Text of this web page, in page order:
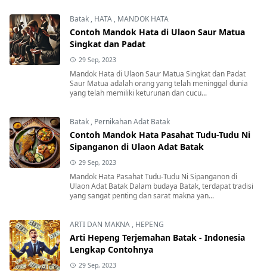
Batak , HATA , MANDOK HATA
Contoh Mandok Hata di Ulaon Saur Matua
Singkat dan Padat
29 Sep, 2023
Mandok Hata di Ulaon Saur Matua Singkat dan Padat
Saur Matua adalah orang yang telah meninggal dunia
yang telah memiliki keturunan dan cucu...
Batak , Pernikahan Adat Batak
Contoh Mandok Hata Pasahat Tudu-Tudu Ni
Sipanganon di Ulaon Adat Batak
29 Sep, 2023
Mandok Hata Pasahat Tudu-Tudu Ni Sipanganon di
Ulaon Adat Batak Dalam budaya Batak, terdapat tradisi
yang sangat penting dan sarat makna yan...
ARTI DAN MAKNA , HEPENG
Arti Hepeng Terjemahan Batak - Indonesia
Lengkap Contohnya
29 Sep, 2023